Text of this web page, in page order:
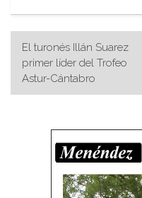
Navegación
de
entradas
El turonés Illán Suarez
primer líder del Trofeo
Astur-Cántabro